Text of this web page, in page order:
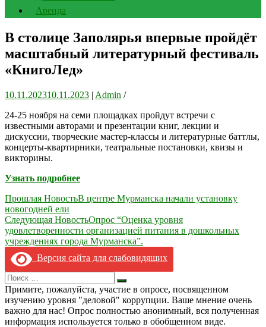
Аренда
В столице Заполярья впервые пройдёт
масштабный литературный фестиваль
«КнигоЛед»
10.11.202310.11.2023 | Admin /
24-25 ноября на семи площадках пройдут встречи с
известными авторами и презентации книг, лекции и
дискуссии, творческие мастер-классы и литературные баттлы,
концерты-квартирники, театральные постановки, квизы и
викторины.
Узнать подробнее
Навигация
по
записям
Прошлая НовостьВ центре Мурманска начали установку
новогодней ели
Следующая НовостьОпрос “Оценка уровня
удовлетворенности организацией питания в дошкольных
учреждениях города Мурманска”.
Версия сайта для слабовидящих
Search
for:
Искать
Примите, пожалуйста, участие в опросе, посвященном
изучению уровня "деловой" коррупции. Ваше мнение очень
важно для нас! Опрос полностью анонимный, вся полученная
информация используется только в обобщенном виде.